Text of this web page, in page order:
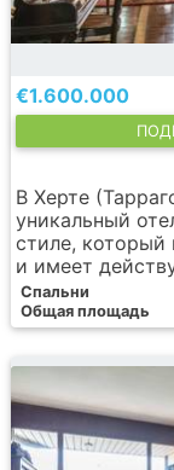
€1.600.000
В Херте
уникальный
стиле, который
и имеет
Спальни
Общая площадь